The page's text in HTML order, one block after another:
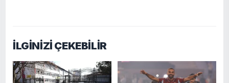
İLGİNİZİ ÇEKEBİLİR